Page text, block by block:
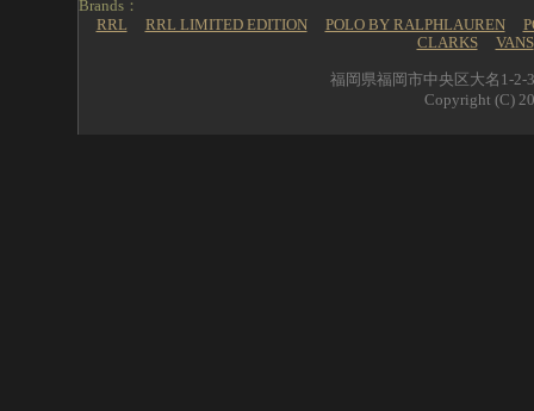
Brands：
RRL
RRL LIMITED EDITION POLO BY RALPHLAUREN
CLARKS
VANS
福岡県福岡市中央区大名1-2-
Copyright (C)